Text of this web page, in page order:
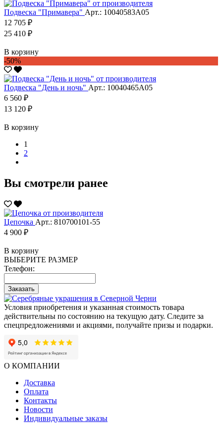
Подвеска "Примавера" Арт.: 10040583А05
12 705 ₽
25 410 ₽
В корзину
-50%
Подвеска "День и ночь" Арт.: 10040465А05
6 560 ₽
13 120 ₽
В корзину
1
2
Вы смотрели ранее
Цепочка Арт.: 810700101-55
4 900 ₽
В корзину
ВЫБЕРИТЕ РАЗМЕР
Телефон:
Заказать
Условия приобретения и указанная стоимость товара
действительны по состоянию на текущую дату. Следите за
спецпредложениями и акциями, получайте призы и подарки.
О КОМПАНИИ
Доставка
Оплата
Контакты
Новости
Индивидуальные заказы